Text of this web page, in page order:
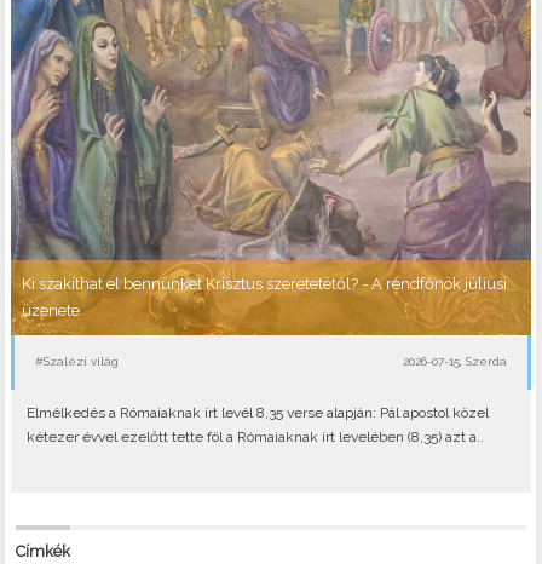
Ki szakíthat el bennünket Krisztus szeretetétől? - A rendfőnök júliusi
üzenete
#Szalézi világ 2026-07-15, Szerda
Elmélkedés a Rómaiaknak írt levél 8,35 verse alapján: Pál apostol közel
kétezer évvel ezelőtt tette föl a Rómaiaknak írt levelében (8,35) azt a..
Címkék